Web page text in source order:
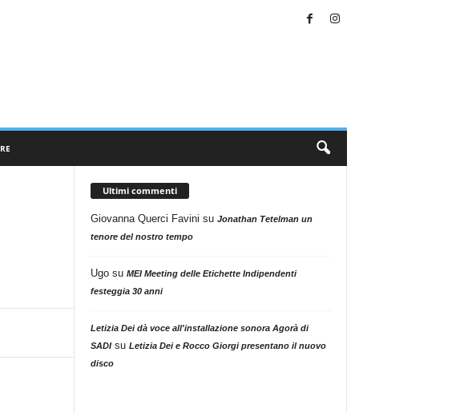
Ultimi commenti
Giovanna Querci Favini su Jonathan Tetelman un
tenore del nostro tempo
Ugosu MEI Meeting delle Etichette Indipendenti
festeggia 30 anni
Letizia Dei dà voce all'installazione sonora Agorà di
SADIsu Letizia Dei e Rocco Giorgi presentano il nuovo
disco